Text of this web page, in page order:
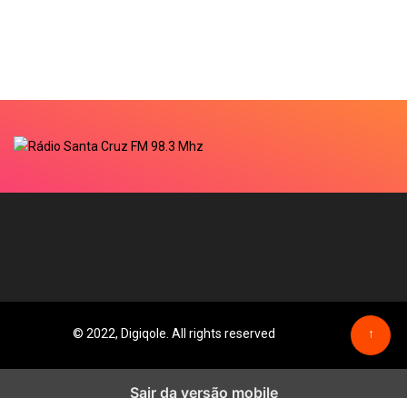
© 2022, Digiqole. All rights reserved ↑
Sair da versão mobile